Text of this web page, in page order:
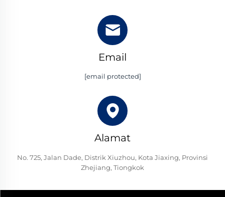
Email
[email protected]
Alamat
No. 725, Jalan Dade, Distrik Xiuzhou, Kota Jiaxing, Provinsi
Zhejiang, Tiongkok